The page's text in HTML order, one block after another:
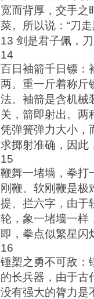
宽而背厚，交手之
菜。所以说：“刀走
13 剑是君子佩，
14
百日袖箭千日镖：
两。重一斤着称斤
法。袖箭是含机械
关，箭即射出。两
凭弹簧弹力大小，
求掷射准确，因此
15
鞭舞一堵墙，拳打
刚鞭。软刚鞭是
提、拦六字，由于
轮，象一堵墙一样
即，拳点似繁星闪
16
锤槊之勇不可敌：
的长兵器，由于古
没有强大的膂力是